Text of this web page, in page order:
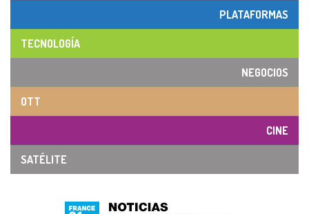
PLATAFORMAS
TECNOLOGÍA
NEGOCIOS
OTT
CINE
SATÉLITE